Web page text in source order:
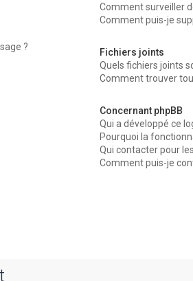
?
Comment surveiller
Comment puis-je
Fichiers joints
Quels fichiers joints
Comment trouver
Concernant phpBB
Qui a développé ce
Pourquoi la
Qui contacter pour
Comment puis-je